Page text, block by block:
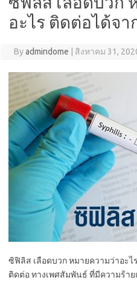
อะไร ติดต่อได้จา
Byadmindome สิงหาคม 31,
ซิฟิลิส เลือดบวก หมายความว่าอะ
ติดต่อ ทางเพศสัมพันธ์ ที่มีความร้าย